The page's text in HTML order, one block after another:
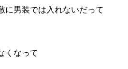
に男装では入れないだって
くなって